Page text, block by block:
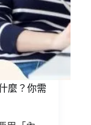
麼？你需